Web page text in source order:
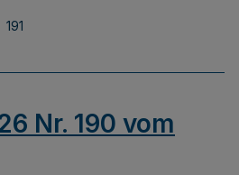
191
Nr. 190 vom